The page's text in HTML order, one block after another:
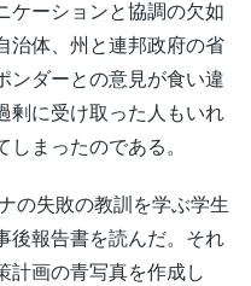
ケーションと協調の欠如
治体、州と連邦政府の省
ンダーとの意見が食い違
剰に受け取った人もいれ
まったのである。
の失敗の教訓を学ぶ学生
後報告書を読んだ。それ
計画の青写真を作成し